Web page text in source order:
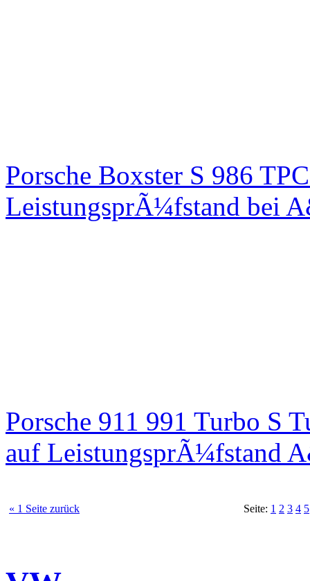
Porsche Boxster S 986
LeistungsprÃ¼fstand bei
Porsche 911 991 Turbo S
auf LeistungsprÃ¼fstand
« 1 Seite zurück Seite: 1 2 3 4 5